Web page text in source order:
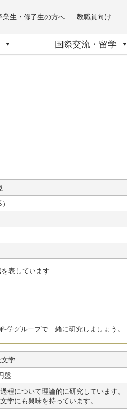
業生・修了生の方へ 教職員向け
国際交流・留学
表しています
グループで一緒に研究しましょう。
学
盤
程について理論的に研究しています。
学にも興味を持っています。